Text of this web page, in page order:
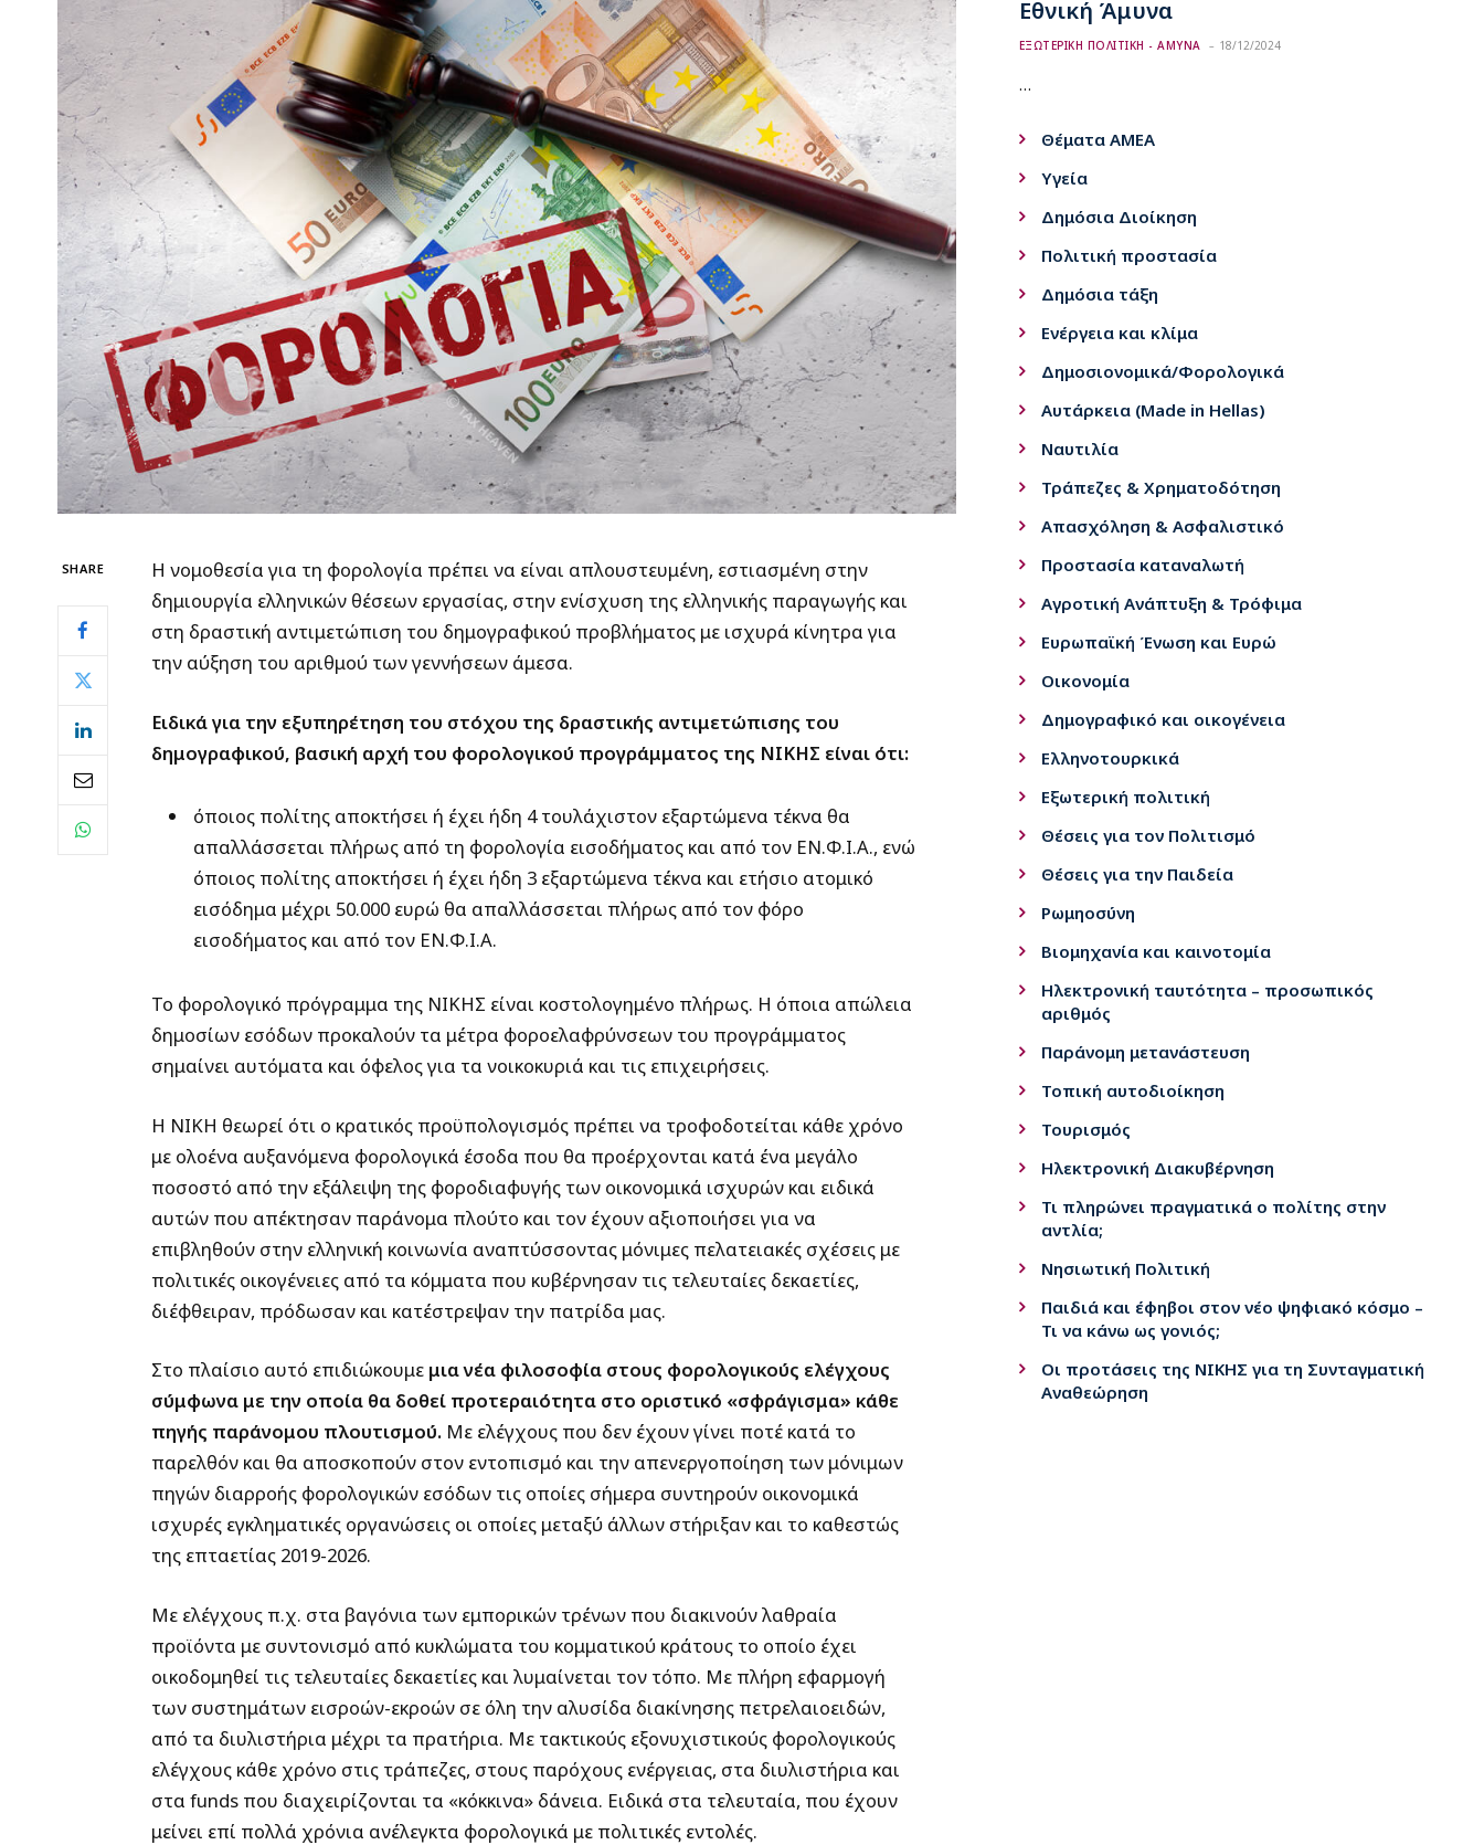
SHARE
Η νομοθεσία για τη φορολογία πρέπει να είναι απλουστευμένη, εστιασμένη στην
δημιουργία ελληνικών θέσεων εργασίας, στην ενίσχυση της ελληνικής παραγωγής και
στη δραστική αντιμετώπιση του δημογραφικού προβλήματος με ισχυρά κίνητρα για
την αύξηση του αριθμού των γεννήσεων άμεσα.
Ειδικά για την εξυπηρέτηση του στόχου της δραστικής αντιμετώπισης του
δημογραφικού, βασική αρχή του φορολογικού προγράμματος της ΝΙΚΗΣ είναι ότι:
όποιος πολίτης αποκτήσει ή έχει ήδη 4 τουλάχιστον εξαρτώμενα τέκνα θα
απαλλάσσεται πλήρως από τη φορολογία εισοδήματος και από τον ΕΝ.Φ.Ι.Α., ενώ
όποιος πολίτης αποκτήσει ή έχει ήδη 3 εξαρτώμενα τέκνα και ετήσιο ατομικό
εισόδημα μέχρι 50.000 ευρώ θα απαλλάσσεται πλήρως από τον φόρο
εισοδήματος και από τον ΕΝ.Φ.Ι.Α.
Το φορολογικό πρόγραμμα της ΝΙΚΗΣ είναι κοστολογημένο πλήρως. Η όποια απώλεια
δημοσίων εσόδων προκαλούν τα μέτρα φοροελαφρύνσεων του προγράμματος
σημαίνει αυτόματα και όφελος για τα νοικοκυριά και τις επιχειρήσεις.
Η ΝΙΚΗ θεωρεί ότι ο κρατικός προϋπολογισμός πρέπει να τροφοδοτείται κάθε χρόνο
με ολοένα αυξανόμενα φορολογικά έσοδα που θα προέρχονται κατά ένα μεγάλο
ποσοστό από την εξάλειψη της φοροδιαφυγής των οικονομικά ισχυρών και ειδικά
αυτών που απέκτησαν παράνομα πλούτο και τον έχουν αξιοποιήσει για να
επιβληθούν στην ελληνική κοινωνία αναπτύσσοντας μόνιμες πελατειακές σχέσεις με
πολιτικές οικογένειες από τα κόμματα που κυβέρνησαν τις τελευταίες δεκαετίες,
διέφθειραν, πρόδωσαν και κατέστρεψαν την πατρίδα μας.
Στο πλαίσιο αυτό επιδιώκουμε μια νέα φιλοσοφία στους φορολογικούς ελέγχους
σύμφωνα με την οποία θα δοθεί προτεραιότητα στο οριστικό «σφράγισμα» κάθε
πηγής παράνομου πλουτισμού.Με ελέγχους που δεν έχουν γίνει ποτέ κατά το
παρελθόν και θα αποσκοπούν στον εντοπισμό και την απενεργοποίηση των μόνιμων
πηγών διαρροής φορολογικών εσόδων τις οποίες σήμερα συντηρούν οικονομικά
ισχυρές εγκληματικές οργανώσεις οι οποίες μεταξύ άλλων στήριξαν και το καθεστώς
της επταετίας 2019-2026.
Με ελέγχους π.χ. στα βαγόνια των εμπορικών τρένων που διακινούν λαθραία
προϊόντα με συντονισμό από κυκλώματα του κομματικού κράτους το οποίο έχει
οικοδομηθεί τις τελευταίες δεκαετίες και λυμαίνεται τον τόπο. Με πλήρη εφαρμογή
των συστημάτων εισροών-εκροών σε όλη την αλυσίδα διακίνησης πετρελαιοειδών,
από τα διυλιστήρια μέχρι τα πρατήρια. Με τακτικούς εξονυχιστικούς φορολογικούς
ελέγχους κάθε χρόνο στις τράπεζες, στους παρόχους ενέργειας, στα διυλιστήρια και
στα funds που διαχειρίζονται τα «κόκκινα» δάνεια. Ειδικά στα τελευταία, που έχουν
μείνει επί πολλά χρόνια ανέλεγκτα φορολογικά με πολιτικές εντολές.
Εθνική Άμυνα
ΕΞΩΤΕΡΙΚΗ ΠΟΛΙΤΙΚΗ - ΑΜΥΝΑ 18/12/2024
…
Θέματα ΑΜΕΑ
Υγεία
Δημόσια Διοίκηση
Πολιτική προστασία
Δημόσια τάξη
Ενέργεια και κλίμα
Δημοσιονομικά/Φορολογικά
Αυτάρκεια (Made in Hellas)
Ναυτιλία
Τράπεζες & Χρηματοδότηση
Απασχόληση & Ασφαλιστικό
Προστασία καταναλωτή
Αγροτική Ανάπτυξη & Τρόφιμα
Ευρωπαϊκή Ένωση και Ευρώ
Οικονομία
Δημογραφικό και οικογένεια
Ελληνοτουρκικά
Εξωτερική πολιτική
Θέσεις για τον Πολιτισμό
Θέσεις για την Παιδεία
Ρωμηοσύνη
Βιομηχανία και καινοτομία
Ηλεκτρονική ταυτότητα – προσωπικός
αριθμός
Παράνομη μετανάστευση
Τοπική αυτοδιοίκηση
Τουρισμός
Ηλεκτρονική Διακυβέρνηση
Τι πληρώνει πραγματικά ο πολίτης στην
αντλία;
Νησιωτική Πολιτική
Παιδιά και έφηβοι στον νέο ψηφιακό κόσμο –
Τι να κάνω ως γονιός;
Οι προτάσεις της ΝΙΚΗΣ για τη Συνταγματική
Αναθεώρηση